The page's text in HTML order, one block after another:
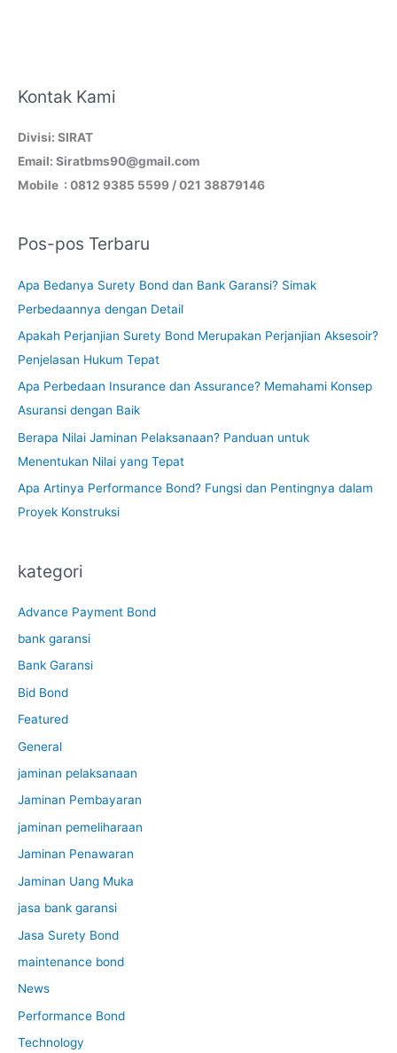
Kontak Kami
Divisi: SIRAT
Email: Siratbms90@gmail.com
Mobile : 0812 9385 5599 / 021 38879146
Pos-pos Terbaru
Apa Bedanya Surety Bond dan Bank Garansi? Simak
Perbedaannya dengan Detail
Apakah Perjanjian Surety Bond Merupakan Perjanjian Aksesoir?
Penjelasan Hukum Tepat
Apa Perbedaan Insurance dan Assurance? Memahami Konsep
Asuransi dengan Baik
Berapa Nilai Jaminan Pelaksanaan? Panduan untuk
Menentukan Nilai yang Tepat
Apa Artinya Performance Bond? Fungsi dan Pentingnya dalam
Proyek Konstruksi
kategori
Advance Payment Bond
bank garansi
Bank Garansi
Bid Bond
Featured
General
jaminan pelaksanaan
Jaminan Pembayaran
jaminan pemeliharaan
Jaminan Penawaran
Jaminan Uang Muka
jasa bank garansi
Jasa Surety Bond
maintenance bond
News
Performance Bond
Technology